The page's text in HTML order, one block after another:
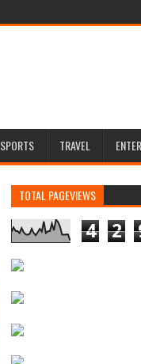
SPORTS TRAVEL
TOTAL PAGEVIEWS
4 2